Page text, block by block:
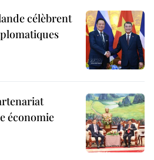
célèbrent
économie